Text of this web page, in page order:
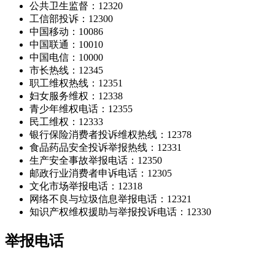
公共卫生监督：12320
工信部投诉：12300
中国移动：10086
中国联通：10010
中国电信：10000
市长热线：12345
职工维权热线：12351
妇女服务维权：12338
青少年维权电话：12355
民工维权：12333
银行保险消费者投诉维权热线：12378
食品药品安全投诉举报热线：12331
生产安全事故举报电话：12350
邮政行业消费者申诉电话：12305
文化市场举报电话：12318
网络不良与垃圾信息举报电话：12321
知识产权维权援助与举报投诉电话：12330
举报电话